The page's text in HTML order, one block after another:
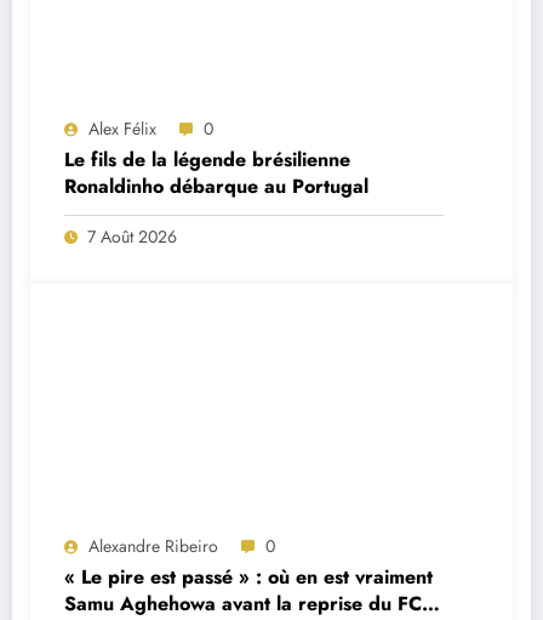
Alex Félix 0
Le fils de la légende brésilienne
Ronaldinho débarque au Portugal
7 Août 2026
Alexandre Ribeiro 0
« Le pire est passé » : où en est vraiment
Samu Aghehowa avant la reprise du FC